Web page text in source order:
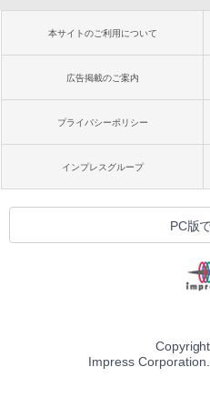
本サイトのご利用について
広告掲載のご案内
プライバシーポリシー
インプレスグループ
PC版
Impress